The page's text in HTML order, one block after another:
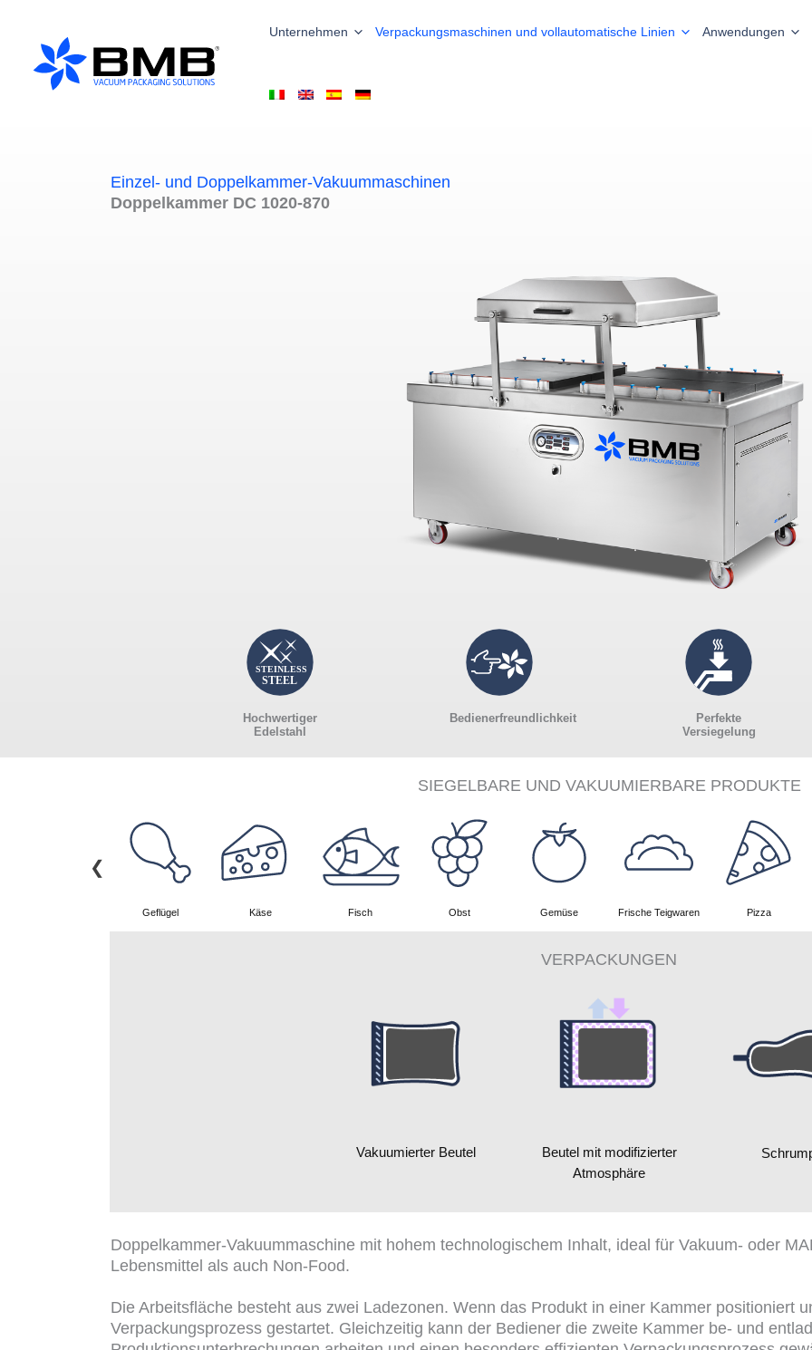
springen
Unternehmen Verpackungsmaschinen und vollautomatische Linien Anwendungen
Einzel- und Doppelkammer-Vakuummaschinen
Doppelkammer DC 1020-870
Hochwertiger
Edelstahl
Bedienerfreundlichkeit
Perfekte
Versiegelung
SIEGELBARE UND VAKUUMIERBARE PRODUKTE
Geflügel Käse Fisch Obst Gemüse Frische Teigwaren Pizza
VERPACKUNGEN
Vakuumierter Beutel
Beutel mit modifizierter
Atmosphäre
Doppelkammer-Vakuummaschine mit hohem technologischem Inhalt, ideal für Vakuum- oder
Lebensmittel als auch Non-Food.
Die Arbeitsfläche besteht aus zwei Ladezonen. Wenn das Produkt in einer Kammer positioniert
Verpackungsprozess gestartet. Gleichzeitig kann der Bediener die zweite Kammer be- und